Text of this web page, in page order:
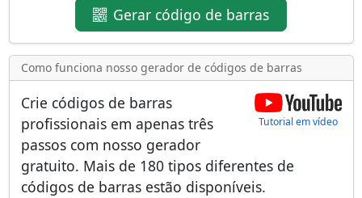
Gerar código de barras
Como funciona nosso gerador de códigos de barras
Tutorial em vídeo
Crie códigos de barras
profissionais em apenas três
passos com nosso gerador
gratuito. Mais de 180 tipos diferentes de
códigos de barrasestão disponíveis.